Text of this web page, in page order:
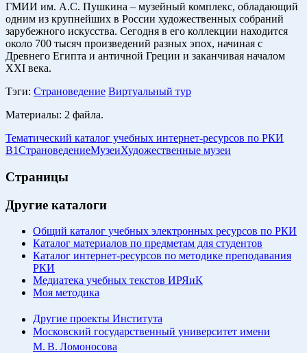
ГМИИ им. А.С. Пушкина – музейный комплекс, обладающий
одним из крупнейших в России художественных собраний
зарубежного искусства. Сегодня в его коллекции находится
около 700 тысяч произведений разных эпох, начиная с
Древнего Египта и античной Греции и заканчивая началом
XXI века.
Тэги: Страноведение Виртуальный тур
Материалы: 2 файла.
Тематический каталог учебных интернет-ресурсов по РКИ
B1СтрановедениеМузеиХудожественные музеи
Страницы
Другие каталоги
Общий каталог учебных электронных ресурсов по РКИ
Каталог материалов по предметам для студентов
Каталог интернет-ресурсов по методике преподавания
РКИ
Медиатека учебных текстов ИРЯиК
Моя методика
Другие проекты Института
Московский государственный университет имени
М. В. Ломоносова